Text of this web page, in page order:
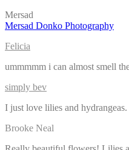
Mersad
Mersad Donko Photography
Felicia
ummmmm i can almost smell
simply bev
I just love lilies and
Brooke Neal